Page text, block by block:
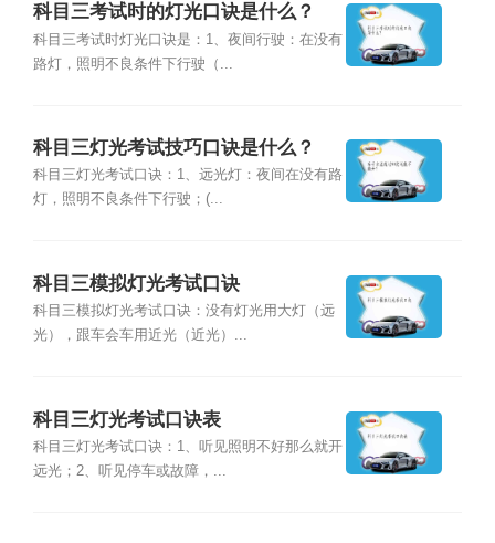
科目三考试时的灯光口诀是什么？
科目三考试时灯光口诀是：1、夜间行驶：在没有
路灯，照明不良条件下行驶（...
科目三灯光考试技巧口诀是什么？
科目三灯光考试口诀：1、远光灯：夜间在没有路
灯，照明不良条件下行驶；(...
科目三模拟灯光考试口诀
科目三模拟灯光考试口诀：没有灯光用大灯（远
光），跟车会车用近光（近光）...
科目三灯光考试口诀表
科目三灯光考试口诀：1、听见照明不好那么就开
远光；2、听见停车或故障，...